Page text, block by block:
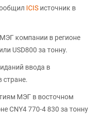
ICIS источник в
компании в регионе
USD800 за тонну.
ввода в
МЭГ в восточном
CNY4 770-4 830 за тонну